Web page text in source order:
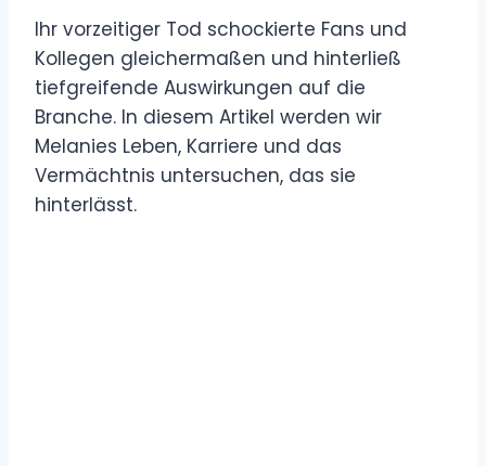
Ihr vorzeitiger Tod schockierte Fans und
Kollegen gleichermaßen und hinterließ
tiefgreifende Auswirkungen auf die
Branche. In diesem Artikel werden wir
Melanies Leben, Karriere und das
Vermächtnis untersuchen, das sie
hinterlässt.